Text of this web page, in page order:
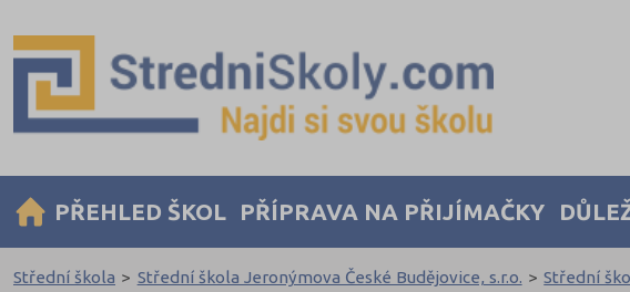
PŘEHLED ŠKOL PŘÍPRAVA NA PŘIJÍMAČKY
Střední škola > Střední škola Jeronýmova České Budějovice, s.r.o. > Střední